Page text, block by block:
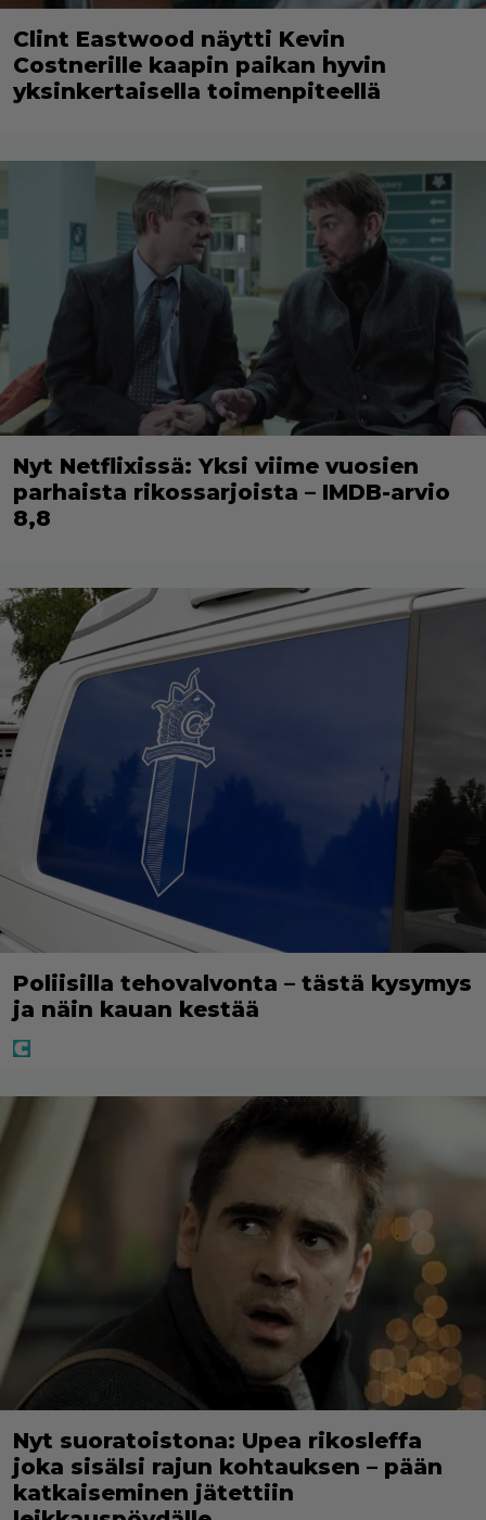
Clint Eastwood näytti Kevin
Costnerille kaapin paikan hyvin
yksinkertaisella toimenpiteellä
Nyt Netflixissä: Yksi viime vuosien
parhaista rikossarjoista – IMDB-arvio
8,8
Poliisilla tehovalvonta – tästä kysymys
ja näin kauan kestää
Nyt suoratoistona: Upea rikosleffa
joka sisälsi rajun kohtauksen – pään
katkaiseminen jätettiin